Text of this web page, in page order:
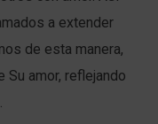
a extender
de esta manera,
amor, reflejando